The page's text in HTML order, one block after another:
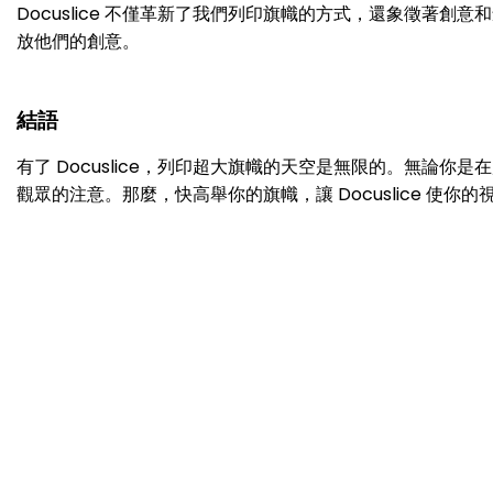
Docuslice 不僅革新了我們列印旗幟的方式，還象徵著創意
放他們的創意。
結語
有了 Docuslice，列印超大旗幟的天空是無限的。無論你是
觀眾的注意。那麼，快高舉你的旗幟，讓 Docuslice 使你的